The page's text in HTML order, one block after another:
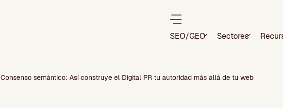
SEO/GEO Sectores
Consenso semántico: Así construye el Digital PR tu autoridad más allá de tu web